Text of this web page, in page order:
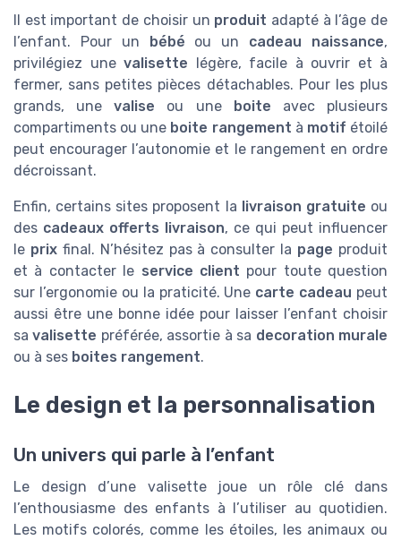
Il est important de choisir un produit adapté à l’âge de
l’enfant. Pour un bébé ou un cadeau naissance,
privilégiez une valisette légère, facile à ouvrir et à
fermer, sans petites pièces détachables. Pour les plus
grands, unevalise ou une boite avec plusieurs
compartiments ou une boite rangement à motif étoilé
peut encourager l’autonomie et le rangement en ordre
décroissant.
Enfin, certains sites proposent la livraison gratuite ou
des cadeaux offerts livraison, ce qui peut influencer
le prixfinal. N’hésitez pas à consulter la page produit
et à contacter le service client pour toute question
sur l’ergonomie ou la praticité. Une carte cadeau peut
aussi être une bonne idée pour laisser l’enfant choisir
savalisette préférée, assortie à sa decoration murale
ou à ses boites rangement.
Le design et la personnalisation
Un univers qui parle à l’enfant
Le design d’une valisette joue un rôle clé dans
l’enthousiasme des enfants à l’utiliser au quotidien.
Les motifs colorés, comme les étoiles, les animaux ou